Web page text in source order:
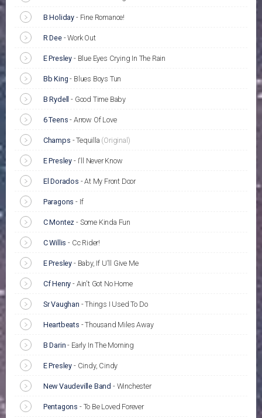
B Holiday - Fine Romance!
R Dee-Work Out
E Presley - Blue Eyes Crying In The Rain
Bb King - Blues Boys Tun
B Rydell - Good Time Baby
6 Teens - Arrow Of Love
Champs -Tequilla (Original)
E Presley - I'll Never Know
El Dorados -At My Front Door
Paragons - If
C Montez - Some Kinda Fun
C Willis - Cc Rider!
E Presley - Baby, If U'll Give Me
Cf Henry - Ain't Got No Home
Sr Vaughan -Things I Used To Do
Heartbeats -Thousand Miles Away
B Darin - Early In The Morning
E Presley - Cindy, Cindy
New Vaudeville Band - Winchester
Pentagons - To Be Loved Forever